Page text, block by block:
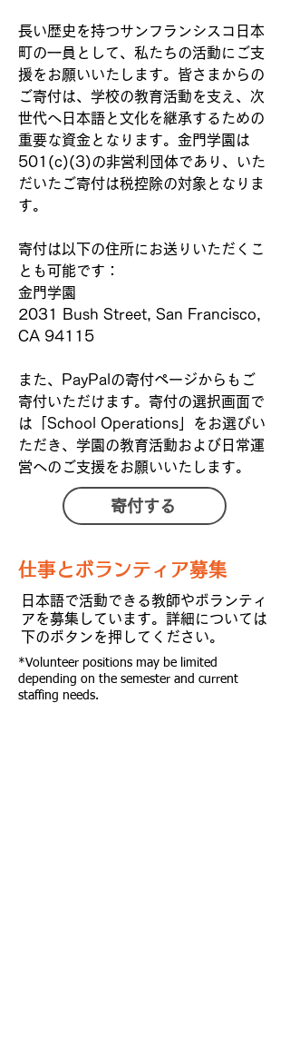
長い歴史を持つサンフランシスコ日本
町の一員として、私たちの活動にご支
援をお願いいたします。皆さまからの
ご寄付は、学校の教育活動を支え、次
世代へ日本語と文化を継承するための
重要な資金となります。金門学園は
501(c)(3)の非営利団体であり、いた
だいたご寄付は税控除の対象となりま
す。
寄付は以下の住所にお送りいただくこ
とも可能です：
金門学園
2031 Bush Street, San Francisco,
CA 94115
また、PayPalの寄付ページからもご
寄付いただけます。寄付の選択画面で
は「School Operations」をお選びい
ただき、学園の教育活動および日常運
営へのご支援をお願いいたします。
寄付する
仕事とボランティア募集
日本語で活動できる教師やボランティ
アを募集しています。詳細については
下のボタンを押してください。
*Volunteer positions may be limited
depending on the semester and current
staffing needs.